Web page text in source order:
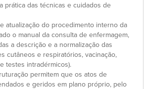
prática das técnicas e cuidados de
atualização do procedimento interno da
o manual da consulta de enfermagem,
a descrição e a normalização das
cutâneos e respiratórios, vacinação,
testes intradérmicos).
permitem que os atos de
e geridos em plano próprio, pelo